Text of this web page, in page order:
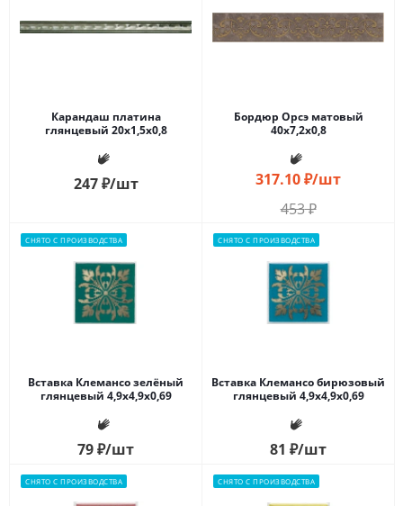
Карандаш платина
глянцевый 20x1,5x0,8
247₽/шт
Бордюр Орсэ матовый
40x7,2x0,8
317.10₽/шт
453₽
СНЯТО С ПРОИЗВОДСТВА
Вставка Клемансо зелёный
глянцевый 4,9x4,9x0,69
79₽/шт
СНЯТО С ПРОИЗВОДСТВА
Вставка Клемансо бирюзовый
глянцевый 4,9x4,9x0,69
81 ₽/шт
СНЯТО С ПРОИЗВОДСТВА СНЯТО С ПРОИЗВОДСТВА